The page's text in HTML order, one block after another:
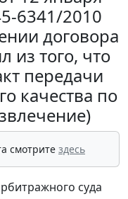
6341/2010
договора
из того, что
передачи
качества по
смотрите здесь
суда